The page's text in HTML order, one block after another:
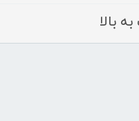
بالا